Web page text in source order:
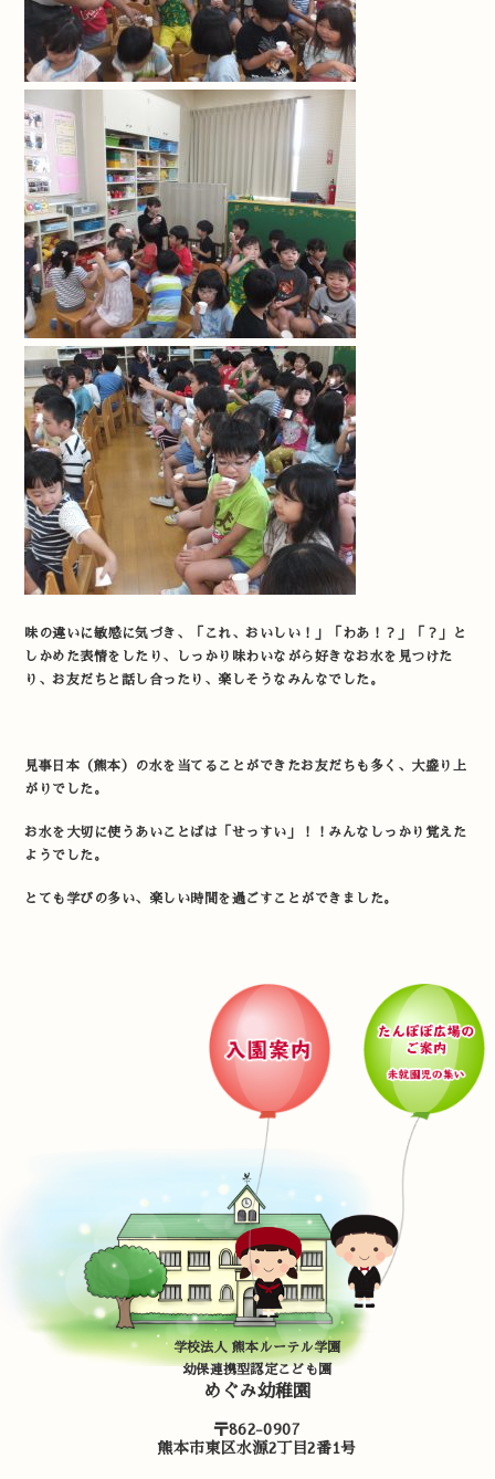
味の違いに敏感に気づき、「これ、おいしい！」「わあ！？」「？」と
しかめた表情をしたり、しっかり味わいながら好きなお水を見つけた
り、お友だちと話し合ったり、楽しそうなみんなでした。
見事日本（熊本）の水を当てることができたお友だちも多く、大盛り上
がりでした。
お水を大切に使うあいことばは「せっすい」！！みんなしっかり覚えた
ようでした。
とても学びの多い、楽しい時間を過ごすことができました。
学校法人 熊本ルーテル学園
幼保連携型認定こども園
めぐみ幼稚園
〒862-0907
熊本市東区水源2丁目2番1号